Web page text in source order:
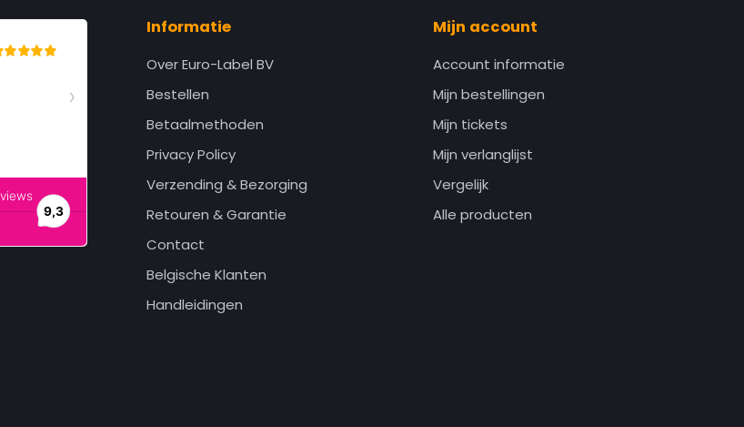
Informatie
Over Euro-Label BV
Bestellen
Betaalmethoden
Privacy Policy
Verzending & Bezorging
Retouren & Garantie
Contact
Belgische Klanten
Handleidingen
Mijn account
Account informatie
Mijn bestellingen
Mijn tickets
Mijn verlanglijst
Vergelijk
Alle producten